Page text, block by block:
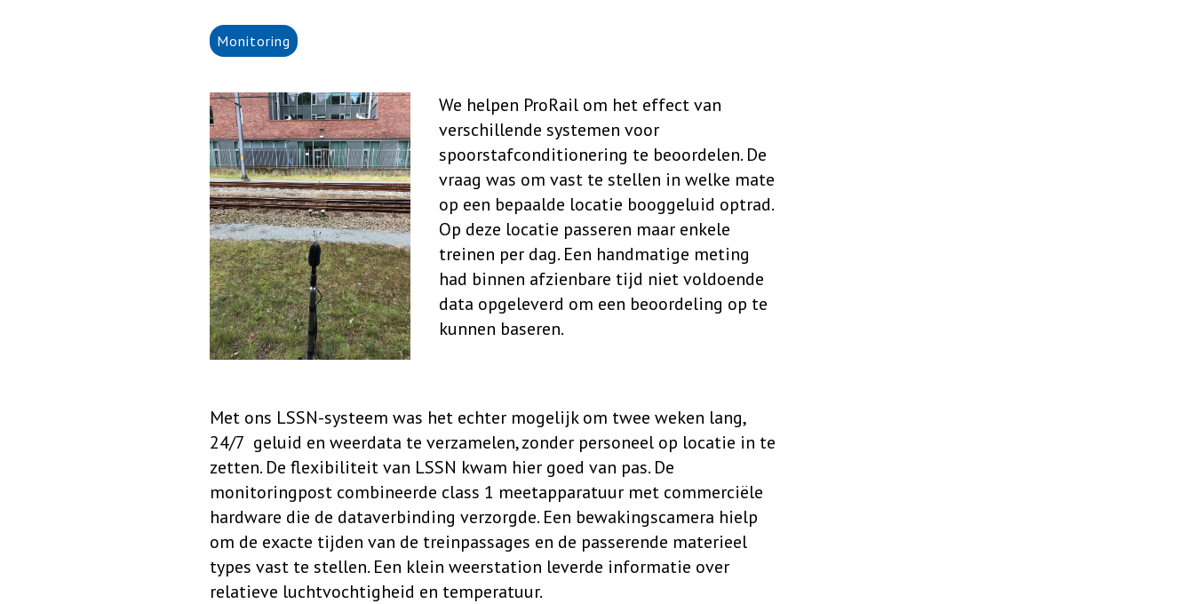
Monitoring
We helpen ProRail om het effect van
verschillende systemen voor
spoorstafconditionering te beoordelen. De
vraag was om vast te stellen in welke mate
op een bepaalde locatie booggeluid optrad.
Op deze locatie passeren maar enkele
treinen per dag. Een handmatige meting
had binnen afzienbare tijd niet voldoende
data opgeleverd om een beoordeling op te
kunnen baseren.
Met ons LSSN-systeem was het echter mogelijk om twee weken lang,
24/7 geluid en weerdata te verzamelen, zonder personeel op locatie in te
zetten. De flexibiliteit van LSSN kwam hier goed van pas. De
monitoringpost combineerde class 1 meetapparatuur met commerciële
hardware die de dataverbinding verzorgde. Een bewakingscamera hielp
om de exacte tijden van de treinpassages en de passerende materieel
types vast te stellen. Een klein weerstation leverde informatie over
relatieve luchtvochtigheid en temperatuur.